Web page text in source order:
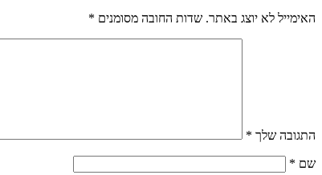
האימייל לא יוצג באתר. שדות החובה מסומנים *
התגובה שלך *
שם *